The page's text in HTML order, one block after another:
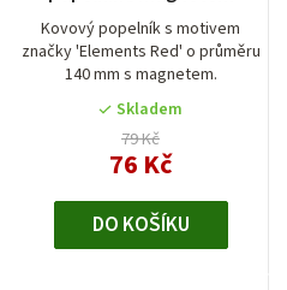
Kovový popelník s motivem
značky 'Elements Red' o průměru
140 mm s magnetem.
Skladem
79 Kč
76 Kč
DO KOŠÍKU